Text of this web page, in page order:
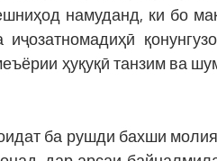
намуданд, ки бо
ҳуқуқӣ танзим ва
ба рушди бахши